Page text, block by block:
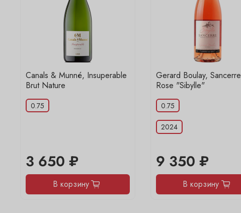
Canals & Munné, Insuperable
Brut Nature
0.75
3 650 ₽
В корзину
Gerard Boulay, Sancerre
Rose "Sibylle"
0.75
2024
9 350 ₽
В корзину